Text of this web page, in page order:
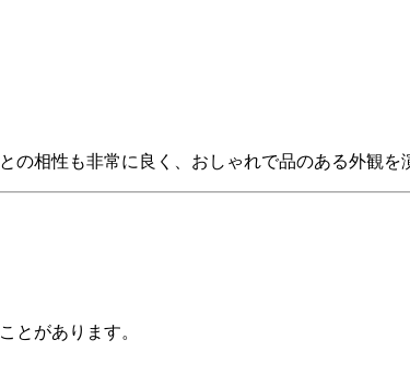
相性も非常に良く、おしゃれで品のある外観を
とがあります。